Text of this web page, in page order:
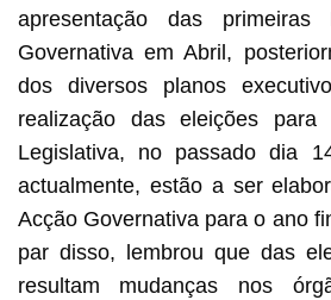
apresentação das
Governativa em Abril,
dos diversos planos
realização das eleições para
Legislativa, no passado dia
actualmente, estão a ser
Acção Governativa para o ano
par disso, lembrou que das
resultam mudanças nos